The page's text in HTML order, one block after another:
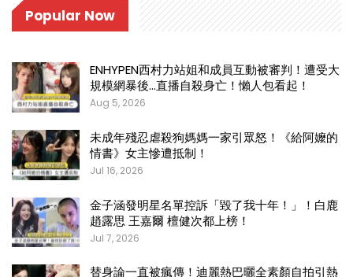
Popular Now
ENHYPEN西村力站姐和成員互動被審判！遭受大
規模網暴後…直播自殺身亡！懶人包看起！
Aug 5, 2026
未成年殘忍虐殺狗媽媽一家引眾怒！《給阿嬤的
情書》女主慘遭抵制！
Jul 16, 2026
金子涵發明星名單控訴「毀了我十年！」！白鹿
趙露思 王嘉爾 檀健次都上榜！
Jul 7, 2026
替身論一直被瘋傳！迪麗熱巴曬全素顏自拍引熱